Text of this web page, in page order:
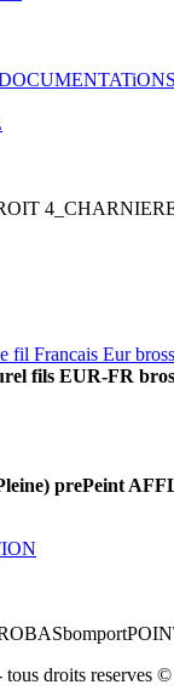
fils EUR-FR
prePeint
droits reserves ©